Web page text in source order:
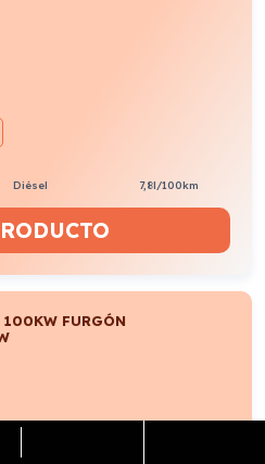
Diésel 7,8l/100km
100KW FURGÓN